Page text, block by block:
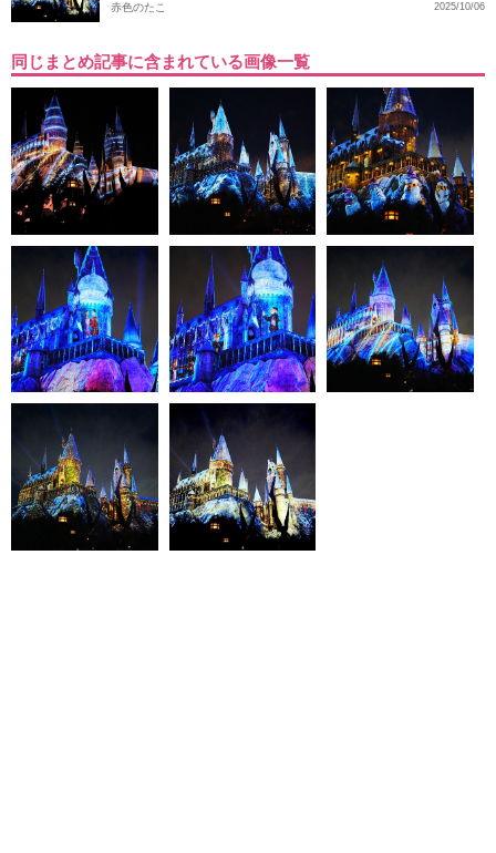
2025/10/06
赤色のたこ
同じまとめ記事に含まれている画像一覧